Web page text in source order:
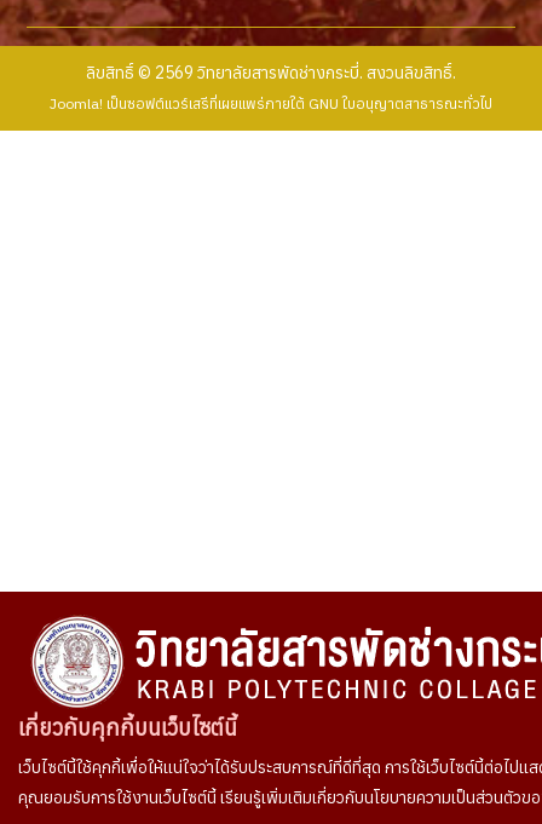
เกี่ยวกับคุกกี้บนเว็บไซต์นี้
เว็บไซต์นี้ใช้คุกกี้เพื่อให้แน่ใจว่าได้รับประสบการณ์ที่ดีที่สุด การใช้เว็บไซต์นี้ต่อไปแ
คุณยอมรับการใช้งานเว็บไซต์นี้ เรียนรู้เพิ่มเติมเกี่ยวกับนโยบายความเป็นส่วนตัวขอ
ลิขสิทธิ์ © 2569 วิทยาลัยสารพัดช่างกระบี่. สงวนลิขสิทธิ์.
Joomla! เป็นซอฟต์แวร์เสรีที่เผยแพร่ภายใต้ GNU ใบอนุญาตสาธารณะทั่วไป